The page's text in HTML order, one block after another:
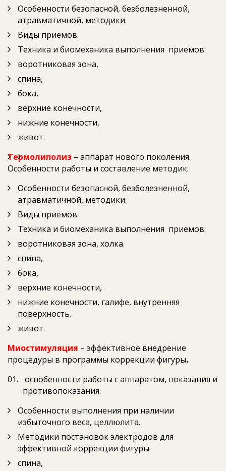
Особенности безопасной, безболезненной,
атравматичной, методики.
Виды приемов.
Техника и биомеханика выполнения приемов:
воротниковая зона,
спина,
бока,
верхние конечности,
нижние конечности,
живот.
Термолиполиз – аппарат нового поколения.
Особенности работы и составление методик.
Особенности безопасной, безболезненной,
атравматичной, методики.
Виды приемов.
Техника и биомеханика выполнения приемов:
воротниковая зона, холка.
спина,
бока,
верхние конечности,
нижние конечности, галифе, внутренняя
поверхность.
живот.
Миостимуляция – эффективное внедрение
процедуры в программы коррекции фигуры.
оснобенности работы с аппаратом, показания и
противопоказания.
Особенности выполнения при наличии
избыточного веса, целлюлита.
Методики постановок электродов для
эффективной коррекции фигуры.
спина,